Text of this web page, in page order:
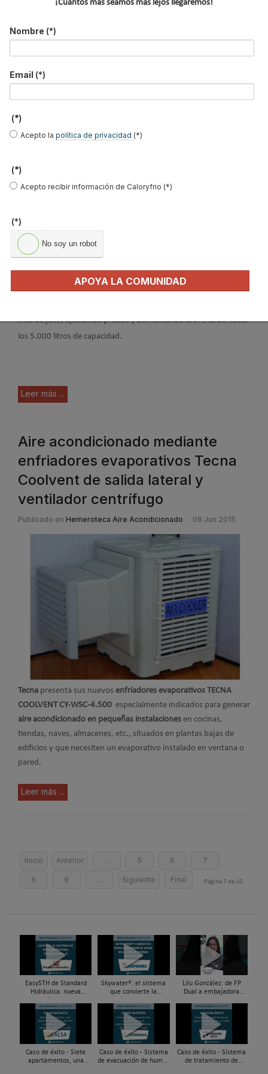
Tecna mejora sus tarifas de
interacumuladores y
acumuladores Heizer para agua
caliente sanitaria
Publicado en
mes de julio, ajustando precios y aumentando la oferta de hasta
los 5.000 litros de capacidad.
Leer más ...
Aire acondicionado mediante
enfriadores evaporativos Tecna
Coolvent de salida lateral y
ventilador centrífugo
Publicado en Hemeroteca Aire Acondicionado 08 Jun 2015
Tecna presenta sus nuevos enfriadores evaporativos TECNA
COOLVENT CY-WSC-4.500 especialmente indicados para generar
aire acondicionado en pequeñas instalaciones en cocinas,
tiendas, naves, almacenes, etc., situados en plantas bajas de
edificios y que necesiten un evaporativo instalado en ventana o
pared.
Leer más ...
Inicio Anterior … 5 6 7
8 9 … Siguiente Final Página 7 de 10
EasySTH de Standard
Hidráulica: nueva
de expansión para
tuberías PEX
Skywater®: el sistema
que convierte la
infraestructura activa de
gestión del agua...
Lilu González: de FP
Dual a embajadora
| Mecatrónica Industrial
Caso de éxito - Siete
apartamentos, una
Caso de éxito - Sistema
de evacuación de humos
Caso de éxito - Sistema
de tratamiento de
¡Cuantos más seamos más lejos llegaremos!
Nombre (*)
Email (*)
(*)
Acepto la política de privacidad (*)
(*)
Acepto recibir información de Caloryfrio (*)
(*)
No soy un robot
APOYA LA COMUNIDAD